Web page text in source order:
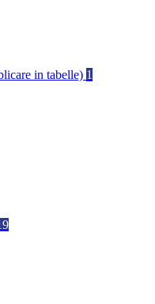
in tabelle) 1